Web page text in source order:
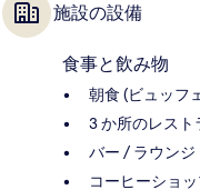
施設の設備
食事と飲み物
朝食 (ビュッフ
3 か所のレスト
バー / ラウンジ
コーヒーショ